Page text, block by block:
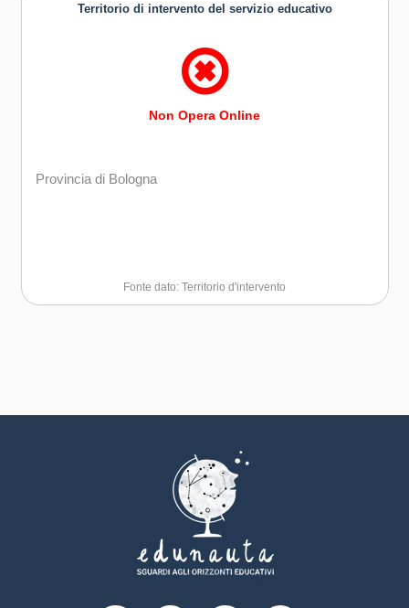
Territorio di intervento del servizio educativo
Non Opera Online
Provincia di Bologna
Fonte dato: Territorio d'intervento